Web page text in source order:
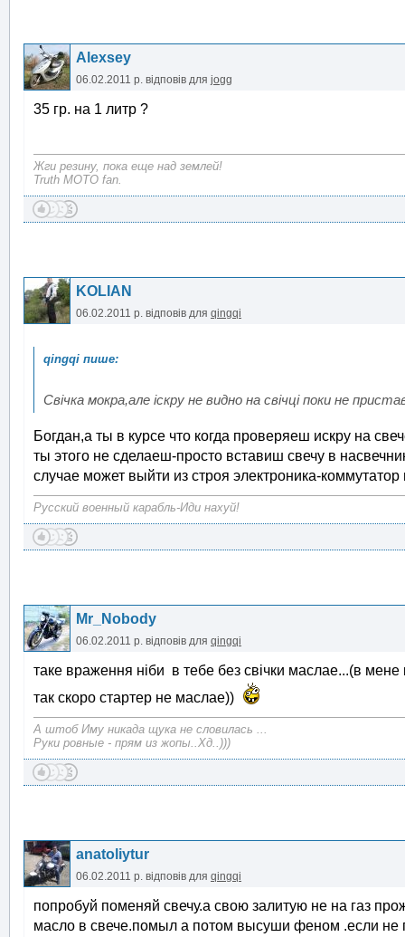
Alexsey
06.02.2011 р. відповів для jogg
35 гр. на 1 литр ?
Жги резину, пока еще над землей!
Truth MOTO fan.
KOLIAN
06.02.2011 р. відповів для qingqi
Свічка мокра,але іскру не видно на свічці поки не
Богдан,а ты в курсе что когда проверяеш искру на
ты этого не сделаеш-просто вставиш свечу в
случае может выйти из строя электроника-коммутатор
Русский военный карабль-Иди нахуй!
Mr_Nobody
06.02.2011 р. відповів для qingqi
таке враження ніби в тебе без свічки маслае...(в мене
так скоро стартер не маслае))
А штоб Иму никада щука не словилась ...
Руки ровные - прям из жопы..Хд..)))
anatoliytur
06.02.2011 р. відповів для qingqi
попробуй поменяй свечу.а свою залитую не на газ
масло в свече.помыл а потом высуши феном .если не